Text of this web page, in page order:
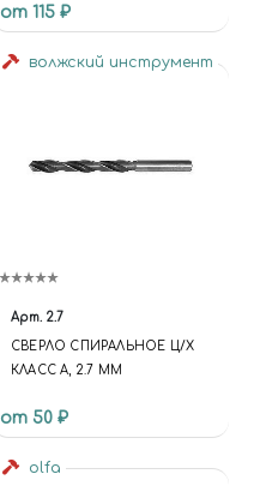
от 115 ₽
волжский инструмент
Арт. 2.7
СВЕРЛО СПИРАЛЬНОЕ Ц/Х
КЛАСС А, 2.7 ММ
от 50 ₽
olfa